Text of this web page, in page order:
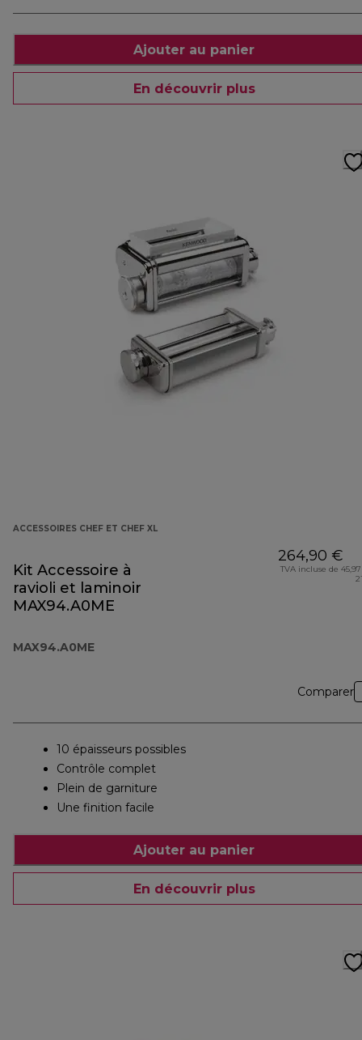
Ajouter au panier
En découvrir plus
ACCESSOIRES CHEF ET CHEF XL
Kit Accessoire à
ravioli et laminoir
MAX94.A0ME
MAX94.A0ME
264,90 €
TVA incluse de
Comparer
10 épaisseurs possibles
Contrôle complet
Plein de garniture
Une finition facile
Ajouter au panier
En découvrir plus